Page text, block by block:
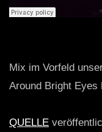
Mix im Vorfeld
Around Bright
QUELLE